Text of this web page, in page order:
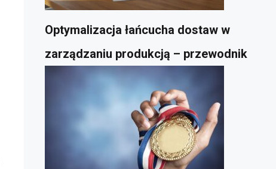
Optymalizacja łańcucha dostaw w
zarządzaniu produkcją – przewodnik